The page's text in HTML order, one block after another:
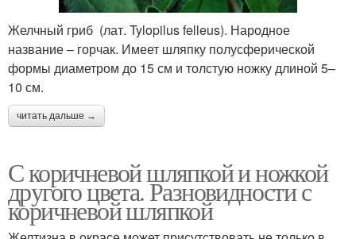
Желчный гриб (лат. Tylopilus felleus). Народное
название – горчак. Имеет шляпку полусферической
формы диаметром до 15 см и толстую ножку длиной 5–
10 см.
читать дальше →
С коричневой шляпкой и ножкой
другого цвета. Разновидности с
коричневой шляпкой